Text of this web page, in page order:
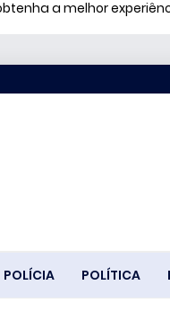
a melhor
POLÍCIA POLÍTICA